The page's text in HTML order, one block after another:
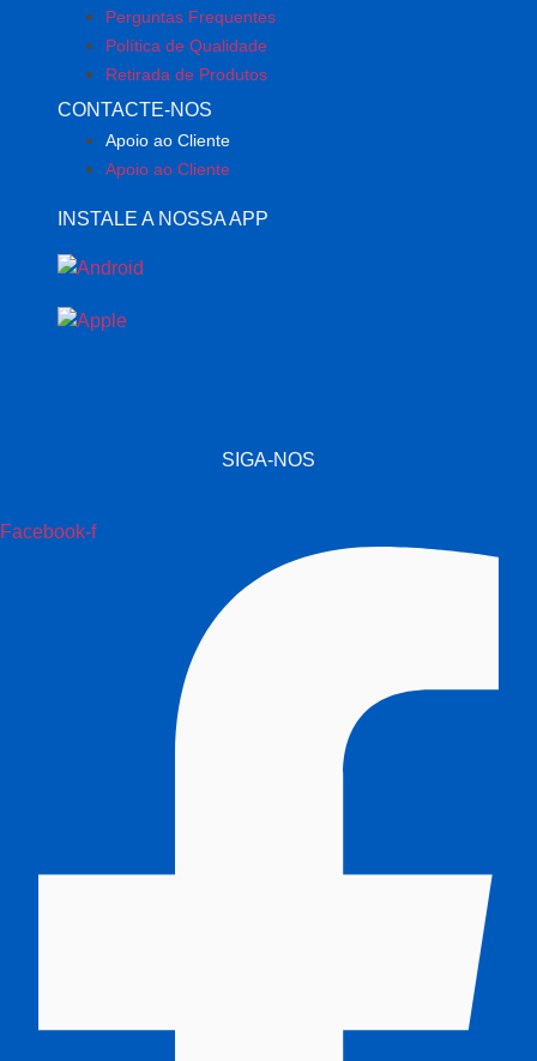
Perguntas Frequentes
Política de Qualidade
Retirada de Produtos
CONTACTE-NOS
Apoio ao Cliente
Apoio ao Cliente
INSTALE A NOSSA APP
SIGA-NOS
Facebook-f